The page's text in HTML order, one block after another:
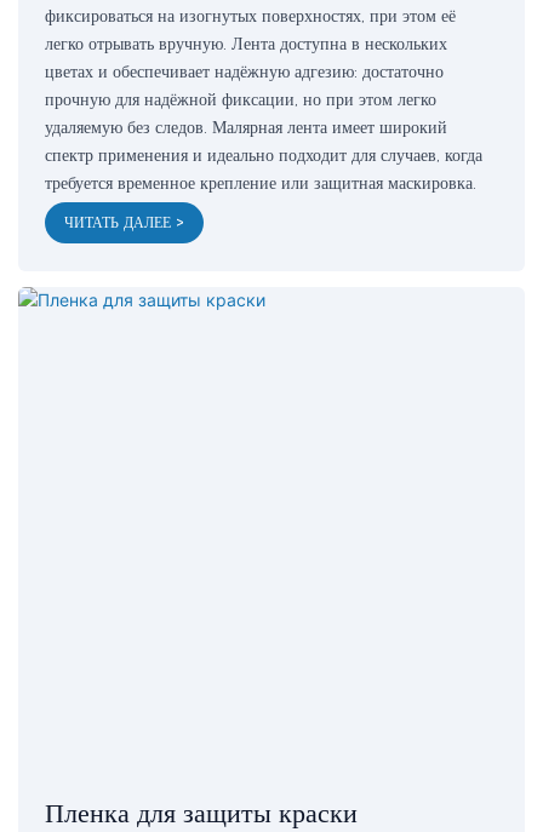
фиксироваться на изогнутых поверхностях, при этом её
легко отрывать вручную. Лента доступна в нескольких
цветах и ​​обеспечивает надёжную адгезию: достаточно
прочную для надёжной фиксации, но при этом легко
удаляемую без следов. Малярная лента имеет широкий
спектр применения и идеально подходит для случаев, когда
требуется временное крепление или защитная маскировка.
ЧИТАТЬ ДАЛЕЕ >
Пленка для защиты краски